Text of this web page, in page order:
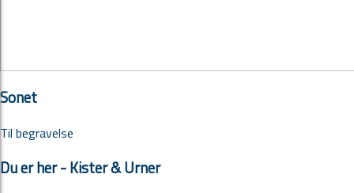
Sonet
Til begravelse
Du er her - Kister & Urner